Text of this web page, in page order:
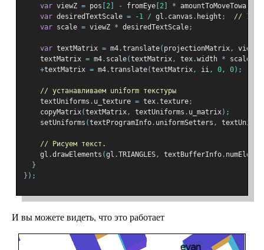
var viewZ = pos 2 - fromEye 2 *
var desiredTextScale = -1 / gl . canvas . height ;
// 1x1
var scale = viewZ * desiredTextScale;
var textMatrix = m4.translate( projectionMatrix, viewX
    textMatrix
= m4. scale(textMatrix, tex.width * scale
+textMatrix = m4.translate(textMatrix, ii, 0, 0);
// устанавливаем uniform текстуры
    textUniforms
. u_texture = tex.texture;
    copyMatrix
(textMatrix, textUniforms . u_matrix);
    setUniforms
(textProgramInfo. uniformSetters ,
// Рисуем текст.
    gl
.drawElements (gl .TRIANGLES, textBufferInfo.
}
});
И вы можете видеть, что это работает